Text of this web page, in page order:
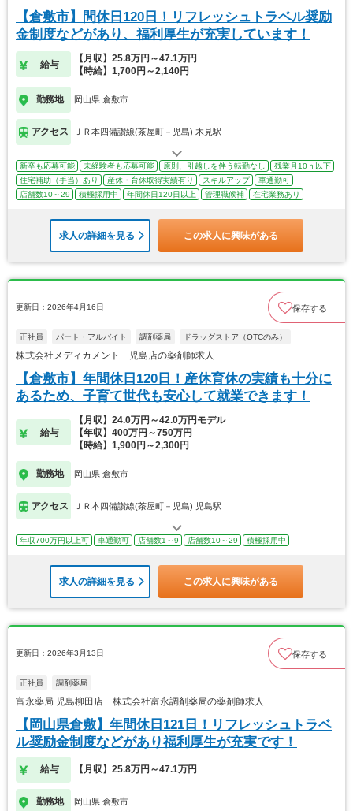
【倉敷市】間休日120日！リフレッシュトラベル奨励
金制度などがあり、福利厚生が充実しています！
給与
【月収】25.8万円～47.1万円
【時給】1,700円～2,140円
勤務地 岡山県 倉敷市
アクセス ＪＲ本四備讃線(茶屋町－児島) 木見駅
新卒も応募可能 未経験者も応募可能 原則、引越しを伴う転勤なし
残業月10ｈ以下
住宅補助（手当）あり
産休・育休取得実績有り スキルアップ
車通勤可
店舗数10～29
積極採用中 年間休日120日以上 管理職候補 在宅業務あり
求人の詳細を見る この求人に興味がある
更新日：2026年4月16日 保存する
正社員 パート・アルバイト 調剤薬局 ドラッグストア（OTCのみ）
株式会社メディカメント 児島店の薬剤師求人
【倉敷市】年間休日120日！産休育休の実績も十分に
あるため、子育て世代も安心して就業できます！
給与
【月収】24.0万円～42.0万円モデル
【年収】400万円～750万円
【時給】1,900円～2,300円
勤務地 岡山県 倉敷市
アクセス ＪＲ本四備讃線(茶屋町－児島) 児島駅
年収700万円以上可 車通勤可 店舗数1～9 店舗数10～29 積極採用中
求人の詳細を見る この求人に興味がある
更新日：2026年3月13日 保存する
正社員 調剤薬局
富永薬局 児島柳田店 株式会社富永調剤薬局の薬剤師求人
【岡山県倉敷】年間休日121日！リフレッシュトラベ
ル奨励金制度などがあり福利厚生が充実です！
給与 【月収】25.8万円～47.1万円
勤務地 岡山県 倉敷市